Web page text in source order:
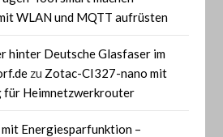
WLAN und MQTT aufrüsten
hinter Deutsche Glasfaser im
zu Zotac-CI327-nano mit
für Heimnetzwerkrouter
Energiesparfunktion –